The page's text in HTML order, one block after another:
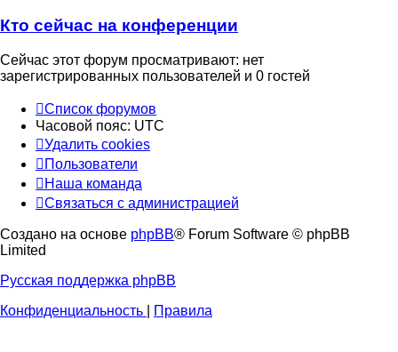
Кто сейчас на конференции
Сейчас этот форум просматривают: нет
зарегистрированных пользователей и 0 гостей
Список форумов
Часовой пояс: UTC
Удалить cookies
Пользователи
Наша команда
Связаться с администрацией
Создано на основе phpBB® Forum Software © phpBB
Limited
Русская поддержка phpBB
Конфиденциальность
Правила